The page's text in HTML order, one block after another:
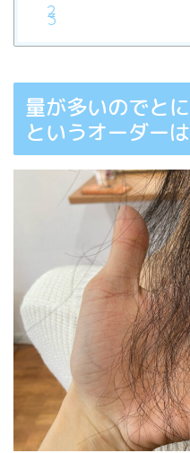
量が多いのでと
というオーダー